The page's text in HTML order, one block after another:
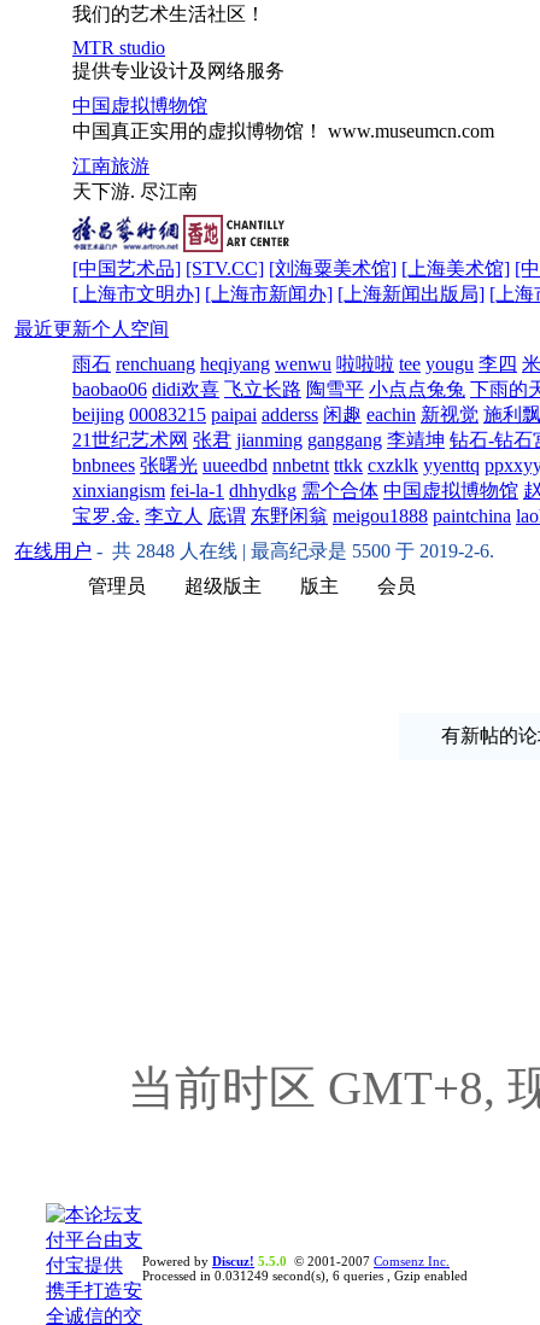
我们的艺术生活社区！
MTR studio
提供专业设计及网络服务
中国虚拟博物馆
中国真正实用的虚拟博物馆！ www.museumcn.com
江南旅游
天下游. 尽江南
[中国艺术品] [STV.CC] [刘海粟美术馆] [上海美术馆] [
[上海市文明办] [上海市新闻办] [上海新闻出版局] [上海
最近更新个人空间
雨石 renchuang heqiyang wenwu 啦啦啦 tee yougu 李四
baobao06 didi欢喜 飞立长路 陶雪平 小点点兔兔 下雨的
beijing 00083215 paipai adderss 闲趣 eachin 新视觉 施利飘
21世纪艺术网 张君 jianming ganggang 李靖坤 钻石-钻石
bnbnees 张曙光 uueedbd nnbetnt ttkk cxzklk yyenttq
xinxiangism fei-la-1 dhhydkg 需个合体 中国虚拟博物馆
宝罗.金. 李立人 底谓 东野闲翁 meigou1888 paintchina
在线用户 - 共 2848 人在线 | 最高纪录是 5500 于 2019-2-6.
管理员
超级版主 版主 会员
有新帖
当前时区 GMT+8,
Powered by Discuz! 5.5.0 © 2001-2007 Comsenz Inc.
Processed in 0.031249 second(s), 6 queries , Gzip enabled